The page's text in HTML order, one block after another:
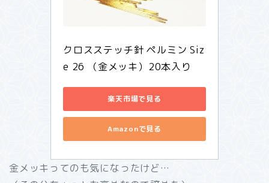
クロスステッチ針 ペルミン Siz
e 26 （金メッキ）20本入り
楽天市場で見る
Amazonで見る
金メッキってのも気になったけど…